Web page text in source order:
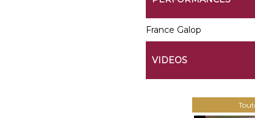
France Galop
VIDEOS